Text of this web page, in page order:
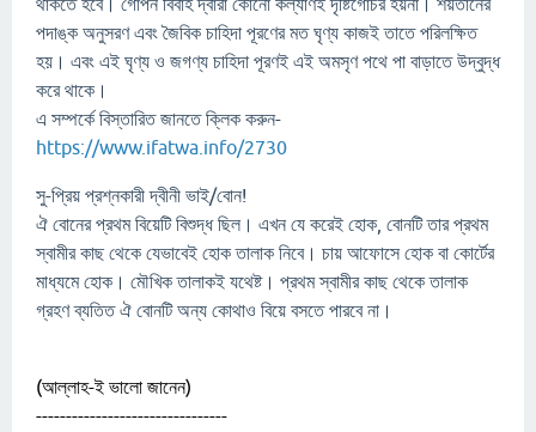
পদাঙ্ক অনুসরণ এবং জৈবিক চাহিদা পূরণের মত ঘৃণ্য কাজই তাতে পরিলক্ষিত
হয়। এবং এই ঘৃণ্য ও জগণ্য চাহিদা পূরণই এই অমসৃণ পথে পা বাড়াতে উদ্বুদ্ধ
করে থাকে।
এ সম্পর্কে বিস্তারিত জানতে ক্লিক করুন-
https://www.ifatwa.info/2730
সু-প্রিয় প্রশ্নকারী দ্বীনী ভাই/বোন!
ঐ বোনের প্রথম বিয়েটি বিশুদ্ধ ছিল। এখন যে করেই হোক, বোনটি তার প্রথম
স্বামীর কাছ থেকে যেভাবেই হোক তালাক নিবে। চায় আফোসে হোক বা কোর্টের
মাধ্যমে হোক। মৌখিক তালাকই যথেষ্ট। প্রথম স্বামীর কাছ থেকে তালাক
গ্রহণ ব্যতিত ঐ বোনটি অন্য কোথাও বিয়ে বসতে পারবে না।
(আল্লাহ-ই ভালো জানেন)
--------------------------------